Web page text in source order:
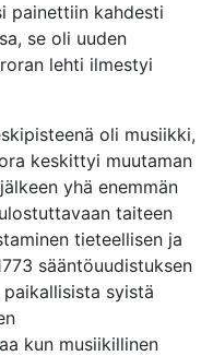
painettiin kahdesti
se oli uuden
lehti ilmestyi
oli musiikki,
keskittyi muutaman
yhä enemmän
taiteen
tieteellisen ja
sääntöuudistuksen
syistä
kun musiikillinen